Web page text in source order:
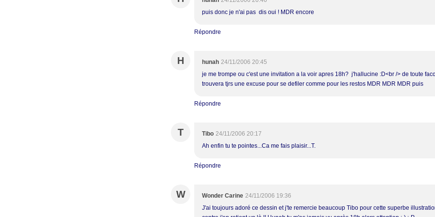
puis donc je n'ai pas dis oui ! MDR encore
Répondre
H hunah 24/11/2006 20:45
je me trompe ou c'est une invitation a la voir apres 18h? j'hallucine :D<br /> de toute
trouvera tjrs une excuse pour se defiler comme pour les restos MDR MDR MDR puis
Répondre
T Tibo 24/11/2006 20:17
Ah enfin tu te pointes...Ca me fais plaisir...T.
Répondre
W Wonder Carine 24/11/2006 19:36
J'ai toujours adoré ce dessin et j'te remercie beaucoup Tibo pour cette superbe